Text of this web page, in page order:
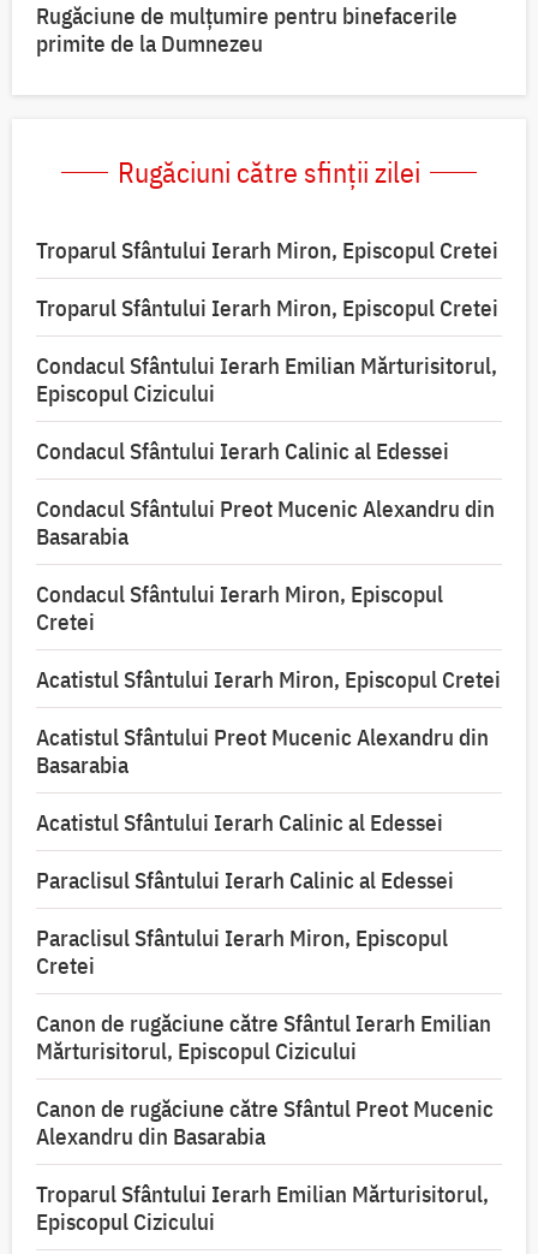
Rugăciune de mulțumire pentru binefacerile
primite de la Dumnezeu
Rugăciuni către sfinții zilei
Troparul Sfântului Ierarh Miron, Episcopul Cretei
Troparul Sfântului Ierarh Miron, Episcopul Cretei
Condacul Sfântului Ierarh Emilian Mărturisitorul,
Episcopul Cizicului
Condacul Sfântului Ierarh Calinic al Edessei
Condacul Sfântului Preot Mucenic Alexandru din
Basarabia
Condacul Sfântului Ierarh Miron, Episcopul
Cretei
Acatistul Sfântului Ierarh Miron, Episcopul Cretei
Acatistul Sfântului Preot Mucenic Alexandru din
Basarabia
Acatistul Sfântului Ierarh Calinic al Edessei
Paraclisul Sfântului Ierarh Calinic al Edessei
Paraclisul Sfântului Ierarh Miron, Episcopul
Cretei
Canon de rugăciune către Sfântul Ierarh Emilian
Mărturisitorul, Episcopul Cizicului
Canon de rugăciune către Sfântul Preot Mucenic
Alexandru din Basarabia
Troparul Sfântului Ierarh Emilian Mărturisitorul,
Episcopul Cizicului